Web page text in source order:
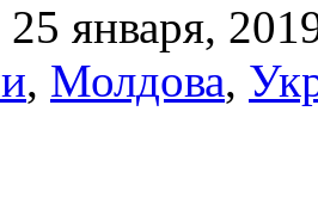
25 января,
, Молдова,